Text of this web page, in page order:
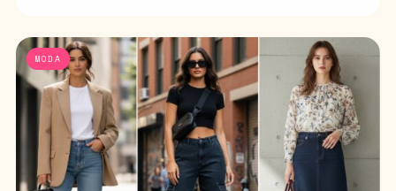
MODA